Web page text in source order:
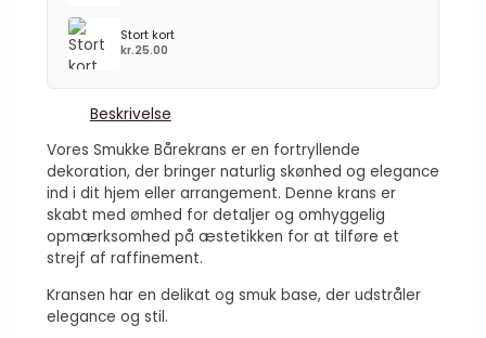
Stort kort
kr.25.00
Beskrivelse
Vores Smukke Bårekrans er en fortryllende
dekoration, der bringer naturlig skønhed og elegance
ind i dit hjem eller arrangement. Denne krans er
skabt med ømhed for detaljer og omhyggelig
opmærksomhed på æstetikken for at tilføre et
strejf af raffinement.
Kransen har en delikat og smuk base, der udstråler
elegance og stil.